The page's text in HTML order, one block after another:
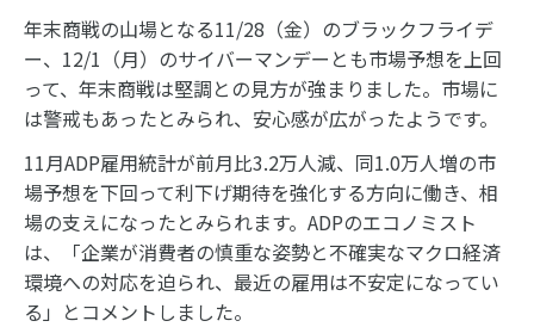
年末商戦の山場となる11/28（金）のブラックフライデ
ー、12/1（月）のサイバーマンデーとも市場予想を上回
って、年末商戦は堅調との見方が強まりました。市場に
は警戒もあったとみられ、安心感が広がったようです。
11月ADP雇用統計が前月比3.2万人減、同1.0万人増の市
場予想を下回って利下げ期待を強化する方向に働き、相
場の支えになったとみられます。ADPのエコノミスト
は、「企業が消費者の慎重な姿勢と不確実なマクロ経済
環境への対応を迫られ、最近の雇用は不安定になってい
る」とコメントしました。